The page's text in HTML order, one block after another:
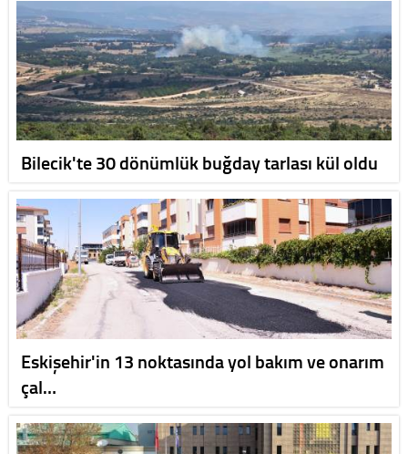
Bilecik'te 30 dönümlük buğday tarlası kül oldu
Eskişehir'in 13 noktasında yol bakım ve onarım
çal…